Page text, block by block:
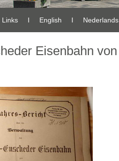
Links Ι English Ι Nederlands
Eisenbahn von